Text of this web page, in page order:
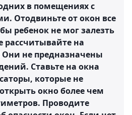
в помещениях с
Отодвиньте от окон все
ребенок не мог залезть
рассчитывайте на
не предназначены
Ставьте на окна
которые не
окно более чем
Проводите